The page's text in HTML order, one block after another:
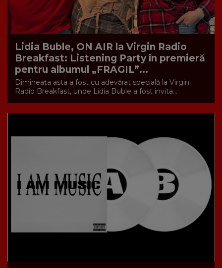
Lidia Buble, ON AIR la Virgin Radio
Breakfast: Listening Party în premieră
pentru albumul „FRAGIL”...
Dimineața asta a fost cu adevărat specială la Virgin
Radio Breakfast, unde Lidia Buble a fost invita...